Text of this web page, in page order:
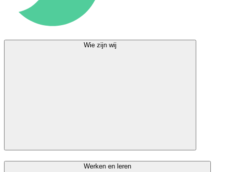
Wie zijn wij
Werken en leren